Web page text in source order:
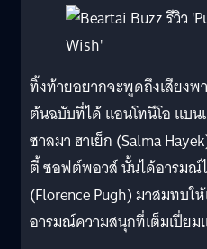
ทิ้งท้ายอยากจะพูดถึงเสียงพ
ต้นฉบับที่ได้ แอนโทนีโอ แบน
ซาลมา ฮาเย็ก (Salma
ตี้ ซอฟต์พอวส์ นั้นได้อารมณ์
(Florence Pugh) มาสมทบ
อารมณ์ความสนุกที่เต็มเปี่ย